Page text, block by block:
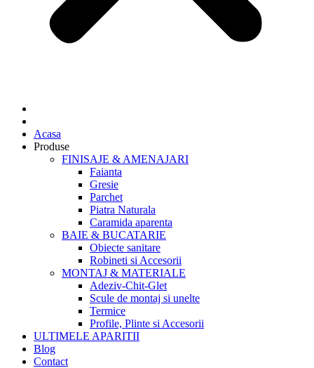
Acasa
Produse
FINISAJE & AMENAJARI
Faianta
Gresie
Parchet
Piatra Naturala
Caramida aparenta
BAIE & BUCATARIE
Obiecte sanitare
Robineti si Accesorii
MONTAJ & MATERIALE
Adeziv-Chit-Glet
Scule de montaj si unelte
Termice
Profile, Plinte si Accesorii
ULTIMELE APARITII
Blog
Contact